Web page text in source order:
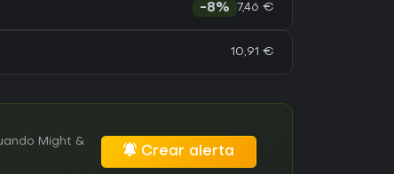
-8% 7,46 €
10,91 €
Might &
Crear alerta